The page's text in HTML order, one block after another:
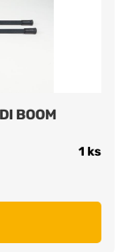
BOOM
1 ks